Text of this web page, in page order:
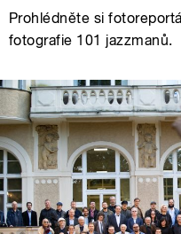
Prohlédněte si
fotografie 101 jazzmanů.